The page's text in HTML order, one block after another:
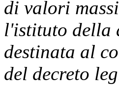
di valori
l'istituto della
destinata al
del decreto